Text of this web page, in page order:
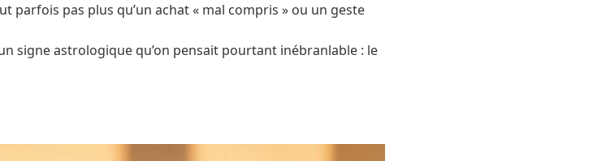
parfois pas plus qu’un achat « mal compris » ou un geste
signe astrologique qu’on pensait pourtant inébranlable : le